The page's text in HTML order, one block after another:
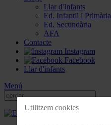
Llar d'Infants
Ed. Infantil i Primària
Ed. Secundària
AFA
Contacte
Instagram
Facebook
Llar d'infants
Menú
Utilitzem cookies